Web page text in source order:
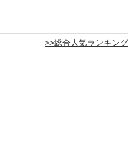
>>総合人気ランキング